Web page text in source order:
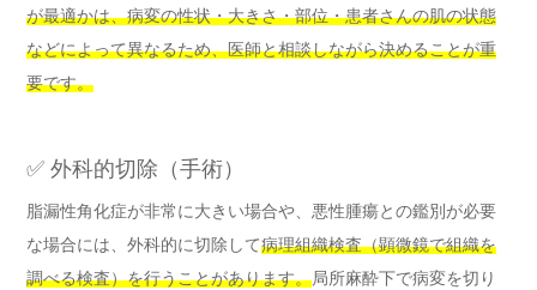
が最適かは、病変の性状・大きさ・部位・患者さんの肌の状態
などによって異なるため、医師と相談しながら決めることが重
要です。
✅ 外科的切除（手術）
脂漏性角化症が非常に大きい場合や、悪性腫瘍との鑑別が必要
な場合には、外科的に切除して病理組織検査（顕微鏡で組織を
調べる検査）を行うことがあります。局所麻酔下で病変を切り